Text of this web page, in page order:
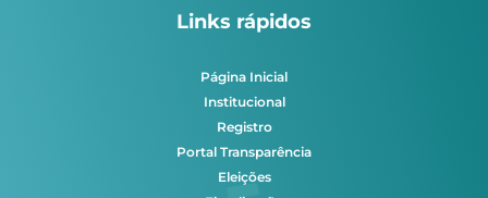
Links rápidos
Página Inicial
Institucional
Registro
Portal Transparência
Eleições